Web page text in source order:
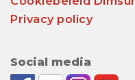
Privacy policy
Social media